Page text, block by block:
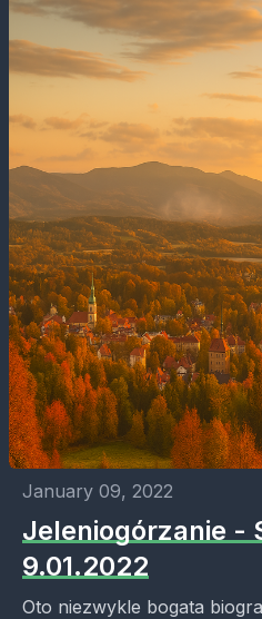
January 09, 2022
Jeleniogórzanie -
9.01.2022
Oto niezwykle bogata